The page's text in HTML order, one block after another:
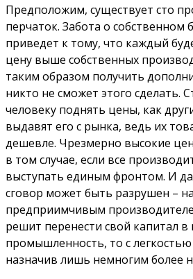
Предположим, существует сто
перчаток. Забота о собственном
приведет к тому, что каждый
цену выше собственных
таким образом получить
никто не сможет этого сделать.
человеку поднять цены, как
выдавят его с рынка, ведь их
дешевле. Чрезмерно высокие
в том случае, если все
выступать единым фронтом. И
сговор может быть разрушен –
предприимчивым
решит перенести свой капитал
промышленность, то с
назначив лишь немногим более